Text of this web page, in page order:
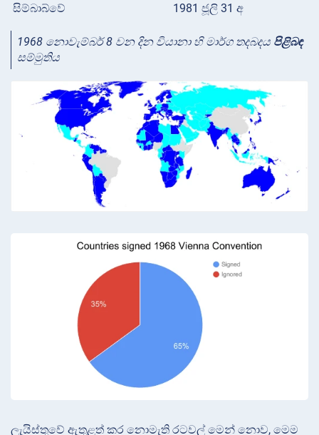
සිම්බාබ්වේ
1981 ජූලි 31 අ
1968 නොවැම්බර් 8 වන දින වියානා හි මාර්ග තදබදය පිළිබඳ
සම්මුතිය
ලැයිස්තුවේ ඇතුළත් කර නොමැති රටවල් මෙන් නොව, මෙම